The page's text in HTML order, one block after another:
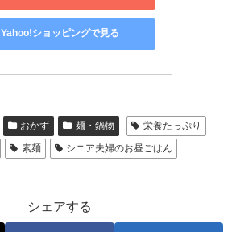
Yahoo!ショッピングで見る
おかず 麺・鍋物
栄養たっぷり
素麺
シニア夫婦のお昼ごはん
シェアする